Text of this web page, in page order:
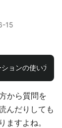
15
から質問を
んだりしても
ますよね。